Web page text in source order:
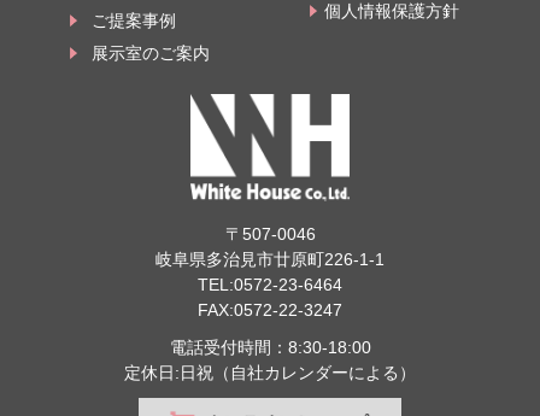
ご提案事例
展示室のご案内
個人情報保護方針
〒507-0046
岐阜県多治見市廿原町226-1-1
TEL:0572-23-6464
FAX:0572-22-3247
電話受付時間：8:30-18:00
定休日:日祝（自社カレンダーによる）